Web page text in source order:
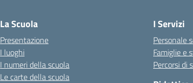
La Scuola
Presentazione
I luoghi
I numeri della scuola
Le carte della scuola
I Servizi
Personale
Famiglie e
Percorsi di